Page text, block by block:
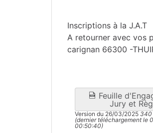
Inscriptions à la J.A.T
A retourner avec vos
carignan 66300 -
Feuille
Jury et
Version du 26/03/2025 340
(dernier téléchargement le
00:50:40)